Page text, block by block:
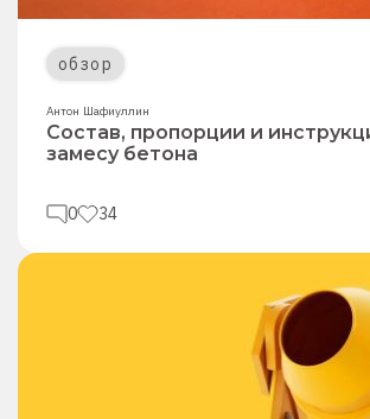
обзор
Антон Шафиуллин
Состав, пропорции и
замесу бетона
0 34